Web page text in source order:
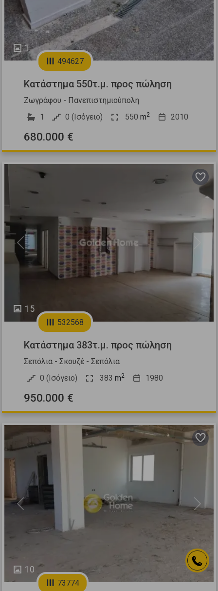
1
494627
Κατάστημα 550τ.μ. προς πώληση
Ζωγράφου - Πανεπιστημιούπολη
1
0 (Ισόγειο) 550 m2 2010
680.000 €
15
Previous
532568
Κατάστημα 383τ.μ. προς πώληση
Σεπόλια - Σκουζέ - Σεπόλια
0 (Ισόγειο)
383 m2 1980
950.000 €
10
Previous Next
73774